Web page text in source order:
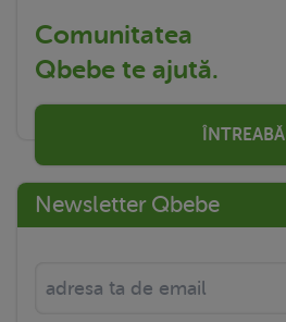
Comunitatea
Qbebe te ajută.
ÎNTREABĂ
Newsletter Qbebe